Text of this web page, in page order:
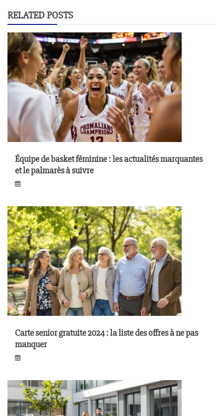
RELATED POSTS
Équipe de basket féminine : les actualités marquantes
et le palmarès à suivre
Carte senior gratuite 2024 : la liste des offres à ne pas
manquer